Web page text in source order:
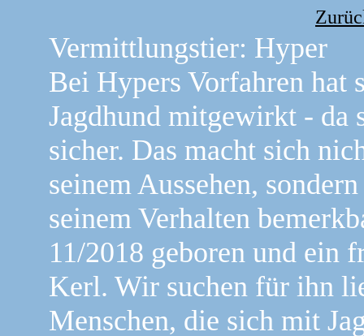
Vermittlungstier: Hyper
Bei Hypers Vorfahren hat
Jagdhund mitgewirkt - da
sicher. Das macht sich
seinem Aussehen,
seinem Verhalten
11/2018 geboren und ein
Kerl. Wir suchen für ihn
Menschen, die sich mit